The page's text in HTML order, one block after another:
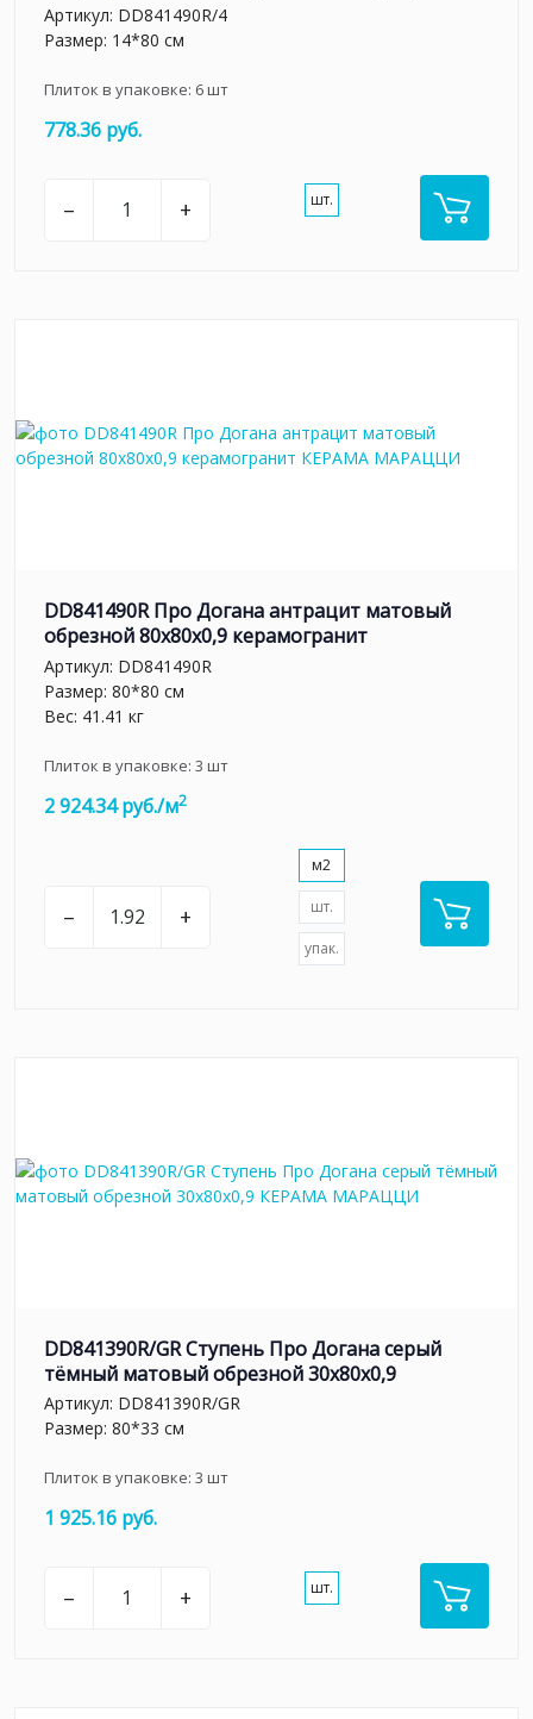
Артикул: DD841490R/4
Размер: 14*80 см
Плиток в упаковке: 6шт
778.36 руб.
– + шт.
DD841490R Про Догана антрацит матовый
обрезной 80x80x0,9 керамогранит
Артикул: DD841490R
Размер: 80*80 см
Вес: 41.41 кг
Плиток в упаковке: 3 шт
2 924.34 руб./м2
– +
м2
шт.
упак.
DD841390R/GR Ступень Про Догана серый
тёмный матовый обрезной 30x80x0,9
Артикул: DD841390R/GR
Размер: 80*33 см
Плиток в упаковке: 3 шт
1 925.16 руб.
– + шт.